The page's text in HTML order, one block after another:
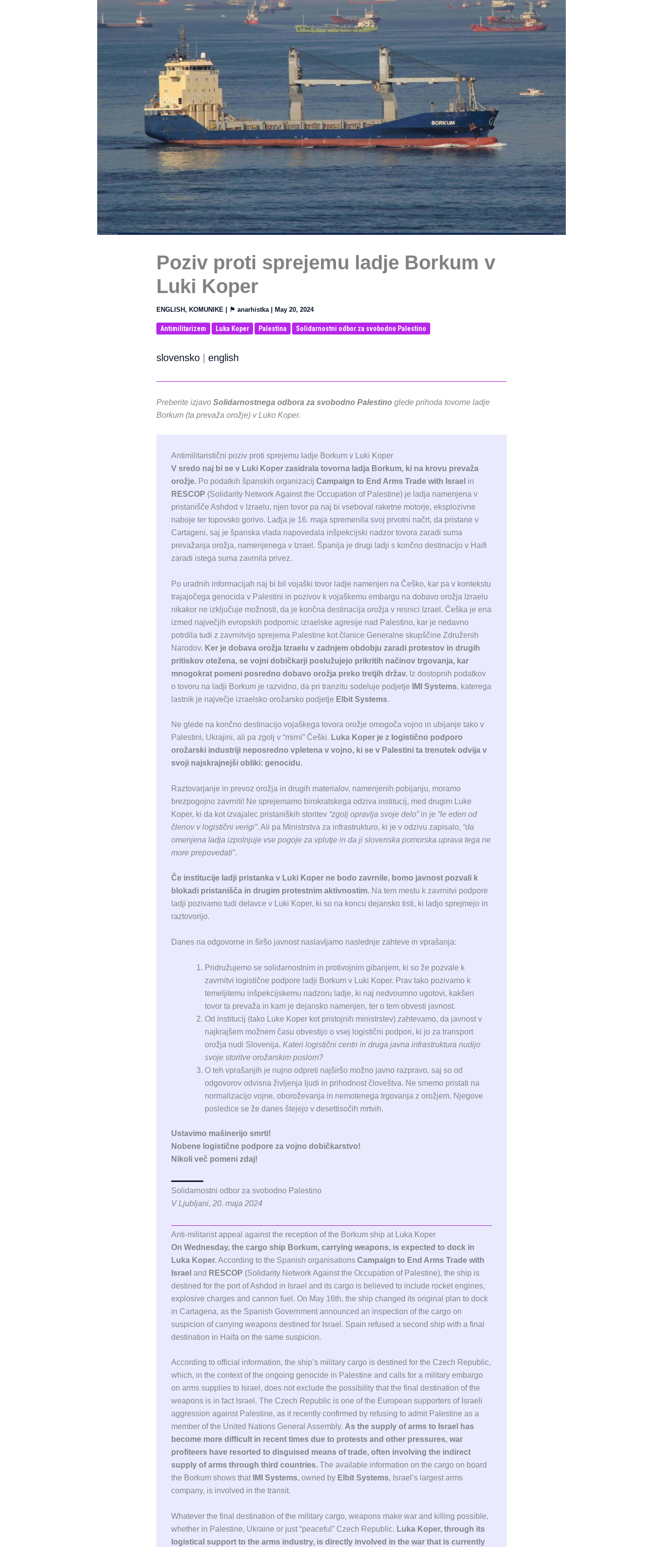
Poziv proti sprejemu ladje Borkum v
Luki Koper
ENGLISH , KOMUNIKE | ⚑ anarhistka May 20, 2024
Antimilitarizem Luka Koper Palestina Solidarnostni odbor za svobodno Palestino
slovensko english
Preberite izjavo Solidarnostnega odbora za svobodno Palestino glede prihoda tovorne ladje
Borkum (ta prevaža orožje) v Luko Koper.
Antimilitaristični poziv proti sprejemu ladje Borkum v Luki Koper
V sredo naj bi se v Luki Koper zasidrala tovorna ladja Borkum, ki na krovu prevaža
orožje. Po podatkih španskih organizacij Campaign to End Arms Trade with Israel in
RESCOP (Solidarity Network Against the Occupation of Palestine) je ladja namenjena v
pristanišče Ashdod v Izraelu, njen tovor pa naj bi vseboval raketne motorje, eksplozivne
naboje ter topovsko gorivo. Ladja je 16. maja spremenila svoj prvotni načrt, da pristane v
Cartageni, saj je španska vlada napovedala inšpekcijski nadzor tovora zaradi suma
prevažanja orožja, namenjenega v Izrael. Španija je drugi ladji s končno destinacijo v Haifi
zaradi istega suma zavrnila privez.
Po uradnih informacijah naj bi bil vojaški tovor ladje namenjen na Češko, kar pa v kontekstu
trajajočega genocida v Palestini in pozivov k vojaškemu embargu na dobavo orožja Izraelu
nikakor ne izključuje možnosti, da je končna destinacija orožja v resnici Izrael. Češka je ena
izmed največjih evropskih podpornic izraelske agresije nad Palestino, kar je nedavno
potrdila tudi z zavrnitvijo sprejema Palestine kot članice Generalne skupščine Združenih
Narodov. Ker je dobava orožja Izraelu v zadnjem obdobju zaradi protestov in drugih
pritiskov otežena, se vojni dobičkarji poslužujejo prikritih načinov trgovanja, kar
mnogokrat pomeni posredno dobavo orožja preko tretjih držav. Iz dostopnih podatkov
o tovoru na ladji Borkum je razvidno, da pri tranzitu sodeluje podjetje
IMI Systems, katerega
lastnik je največje izraelsko orožarsko podjetje Elbit Systems.
Ne glede na končno destinacijo vojaškega tovora orožje omogoča vojno in ubijanje tako v
Palestini, Ukrajini, ali pa zgolj v “mirni” Češki. Luka Koper je z logistično podporo
orožarski industriji neposredno vpletena v vojno, ki se v Palestini ta trenutek odvija v
svoji najskrajnejši obliki: genocidu.
Raztovarjanje in prevoz orožja in drugih materialov, namenjenih pobijanju, moramo
brezpogojno zavrniti! Ne sprejemamo birokratskega odziva institucij, med drugim Luke
Koper, ki da kot izvajalec pristaniških storitev “zgolj opravlja svoje delo” in je “le eden od
členov v logistični verigi”. Ali pa Ministrstva za infrastrukturo, ki je v odzivu zapisalo, “da
omenjena ladja izpolnjuje vse pogoje za vplutje in da ji slovenska pomorska uprava tega ne
more prepovedati”.
Če institucije ladji pristanka v Luki Koper ne bodo zavrnile, bomo javnost pozvali k
blokadi pristanišča in drugim protestnim aktivnostim. Na tem mestu k zavrnitvi podpore
ladji pozivamo tudi delavce v Luki Koper, ki so na koncu dejansko tisti, ki ladjo sprejmejo in
raztovorijo.
Danes na odgovorne in širšo javnost naslavljamo naslednje zahteve in vprašanja:
Pridružujemo se solidarnostnim in protivojnim gibanjem, ki so že pozvale k
zavrnitvi logistične podpore ladji Borkum v Luki Koper. Prav tako pozivamo k
temeljitemu inšpekcijskemu nadzoru ladje, ki naj nedvoumno ugotovi, kakšen
tovor ta prevaža in kam je dejansko namenjen, ter o tem obvesti javnost.
Od institucij (tako Luke Koper kot pristojnih ministrstev) zahtevamo, da javnost v
najkrajšem možnem času obvestijo o vsej logistični podpori, ki jo za transport
orožja nudi Slovenija. Kateri logistični centri in druga javna infrastruktura nudijo
svoje storitve orožarskim poslom?
O teh vprašanjih je nujno odpreti najširšo možno javno razpravo, saj so od
odgovorov odvisna življenja ljudi in prihodnost človeštva. Ne smemo pristati na
normalizacijo vojne, oboroževanja in nemotenega trgovanja z orožjem. Njegove
posledice se že danes štejejo v desettisočih mrtvih.
Ustavimo mašinerijo smrti!
Nobene logistične podpore za vojno dobičkarstvo!
Nikoli več pomeni zdaj!
Solidarnostni odbor za svobodno Palestino
V Ljubljani, 20. maja 2024
Anti-militarist appeal against the reception of the Borkum ship at Luka Koper
On Wednesday, the cargo ship Borkum, carrying weapons, is expected to dock in
Luka Koper.According to the Spanish organisations Campaign to End Arms Trade with
Israel and RESCOP (Solidarity Network Against the Occupation of Palestine), the ship is
destined for the port of Ashdod in Israel and its cargo is believed to include rocket engines,
explosive charges and cannon fuel. On May 16th, the ship changed its original plan to dock
in Cartagena, as the Spanish Government announced an inspection of the cargo on
suspicion of carrying weapons destined for Israel. Spain refused a second ship with a final
destination in Haifa on the same suspicion.
According to official information, the ship’s military cargo is destined for the Czech Republic,
which, in the context of the ongoing genocide in Palestine and calls for a military embargo
on arms supplies to Israel, does not exclude the possibility that the final destination of the
weapons is in fact Israel. The Czech Republic is one of the European supporters of Israeli
aggression against Palestine, as it recently confirmed by refusing to admit Palestine as a
member of the United Nations General Assembly. As the supply of arms to Israel has
become more difficult in recent times due to protests and other pressures, war
profiteers have resorted to disguised means of trade, often involving the indirect
supply of arms through third countries. The available information on the cargo on board
the Borkum shows that
IMI Systems, owned by Elbit Systems, Israel’s largest arms
company, is involved in the transit.
Whatever the final destination of the military cargo, weapons make war and killing possible,
whether in Palestine, Ukraine or just “peaceful” Czech Republic. Luka Koper, through its
logistical support to the arms industry, is directly involved in the war that is currently